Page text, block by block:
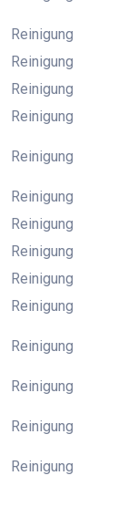
Reinigung
Reinigung
Reinigung
Reinigung
Reinigung
Reinigung
Reinigung
Reinigung
Reinigung
Reinigung
Reinigung
Reinigung
Reinigung
Reinigung